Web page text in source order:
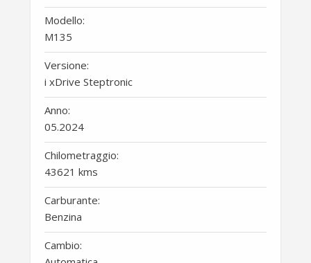
Modello:
M135
Versione:
i xDrive Steptronic
Anno:
05.2024
Chilometraggio:
43621 kms
Carburante:
Benzina
Cambio: